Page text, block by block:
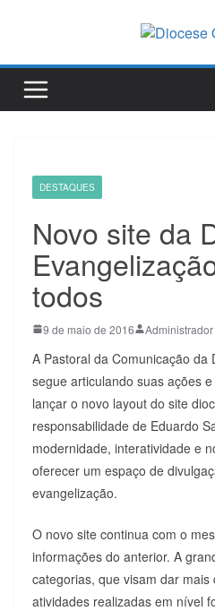
conteúdo
DESTAQUES
Novo site da
todos
9 de maio de 2016 Administrador
A Pastoral da Comunicação da
segue articulando suas ações
lançar o novo layout do site
responsabilidade de Eduardo
modernidade, interatividade e
oferecer um espaço de
evangelização.
O novo site continua com o
informações do anterior. A
categorias, que visam dar mais
atividades realizadas em nível